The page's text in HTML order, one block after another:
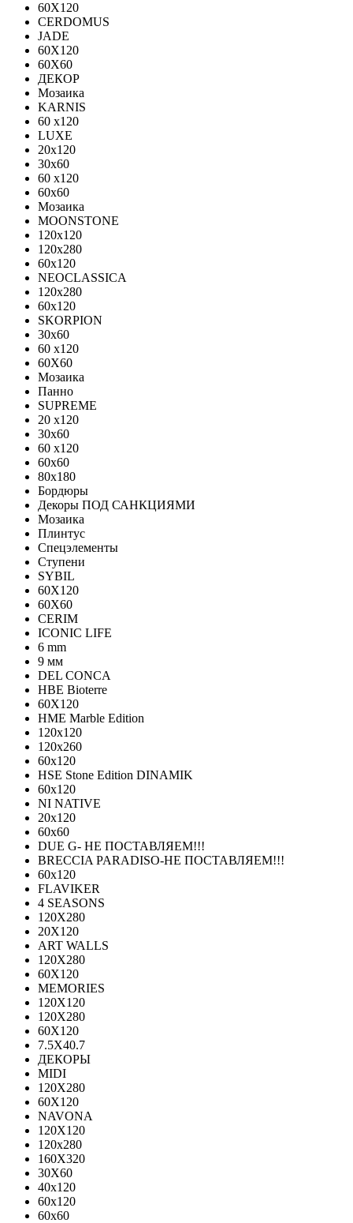
60X120
CERDOMUS
JADE
60X120
60X60
ДЕКОР
Мозаика
KARNIS
60 x120
LUXE
20x120
30х60
60 x120
60x60
Мозаика
MOONSTONE
120x120
120х280
60x120
NEOCLASSICA
120х280
60х120
SKORPION
30х60
60 x120
60X60
Мозаика
Панно
SUPREME
20 x120
30x60
60 x120
60x60
80x180
Бордюры
Декоры ПОД САНКЦИЯМИ
Мозаика
Плинтус
Спецэлементы
Ступени
SYBIL
60X120
60X60
CERIM
ICONIC LIFE
6 mm
9 мм
DEL CONCA
HBE Bioterre
60Х120
HME Marble Edition
120x120
120x260
60x120
HSE Stone Edition DINAMIK
60x120
NI NATIVE
20х120
60х60
DUE G- НЕ ПОСТАВЛЯЕМ!!!
BRECCIA PARADISO-НЕ ПОСТАВЛЯЕМ!!!
60х120
FLAVIKER
4 SEASONS
120Х280
20X120
ART WALLS
120Х280
60Х120
MEMORIES
120X120
120X280
60Х120
7.5X40.7
ДЕКОРЫ
MIDI
120Х280
60Х120
NAVONA
120X120
120x280
160X320
30X60
40x120
60x120
60x60